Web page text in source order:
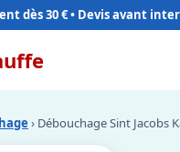
dès 30 €
› Débouchage Sint Jacobs